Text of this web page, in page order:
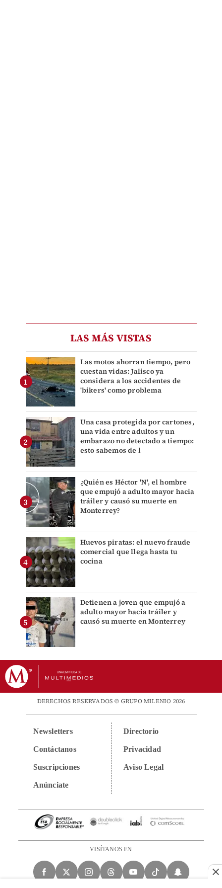
LAS MÁS VISTAS
Las motos ahorran tiempo, pero
cuestan vidas: Jalisco ya
considera a los accidentes de
'bikers' como problema
Una casa protegida por cartones,
una vida entre adultos y un
embarazo no detectado a tiempo:
esto sabemos de l
¿Quién es Héctor 'N', el hombre
que empujó a adulto mayor hacia
tráiler y causó su muerte en
Monterrey?
Huevos piratas: el nuevo fraude
comercial que llega hasta tu
cocina
Detienen a joven que empujó a
adulto mayor hacia tráiler y
causó su muerte en Monterrey
DERECHOS RESERVADOS © GRUPO MILENIO 2026
Newsletters
Contáctanos
Suscripciones
Anúnciate
Directorio
Privacidad
Aviso Legal
VISÍTANOS EN